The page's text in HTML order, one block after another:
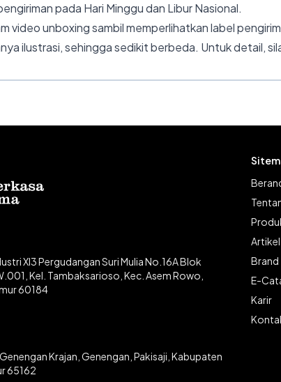
pada Hari Minggu dan Libur Nasional.
video unboxing sambil memperlihatkan label
ilustrasi, sehingga sedikit berbeda. Untuk detail,
XI3 Pergudangan Suri Mulia No.16A Blok
Kel. Tambaksarioso, Kec. Asem Rowo,
60184
Krajan, Genengan, Pakisaji, Kabupaten
65162
Artikel
Brand
E-
Karir